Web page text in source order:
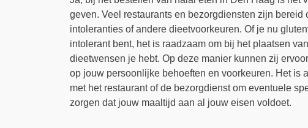
geven. Veel restaurants en bezorgdiensten zijn
intoleranties of andere dieetvoorkeuren. Of je nu
intolerant bent, het is raadzaam om bij het plaatsen
dieetwensen je hebt. Op deze manier kunnen zij
op jouw persoonlijke behoeften en voorkeuren. Het is
met het restaurant of de bezorgdienst om eventuele
zorgen dat jouw maaltijd aan al jouw eisen voldoet.